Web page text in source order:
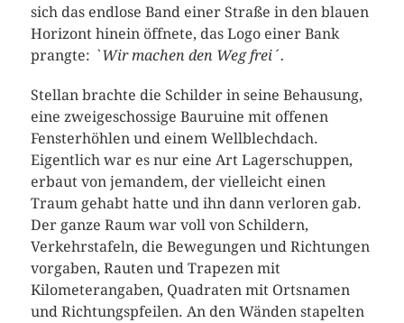
sich das endlose Band einer Straße in den blauen
Horizont hinein öffnete, das Logo einer Bank
prangte: `Wir machen den Weg frei´.
Stellan brachte die Schilder in seine Behausung,
eine zweigeschossige Bauruine mit offenen
Fensterhöhlen und einem Wellblechdach.
Eigentlich war es nur eine Art Lagerschuppen,
erbaut von jemandem, der vielleicht einen
Traum gehabt hatte und ihn dann verloren gab.
Der ganze Raum war voll von Schildern,
Verkehrstafeln, die Bewegungen und Richtungen
vorgaben, Rauten und Trapezen mit
Kilometerangaben, Quadraten mit Ortsnamen
und Richtungspfeilen. An den Wänden stapelten